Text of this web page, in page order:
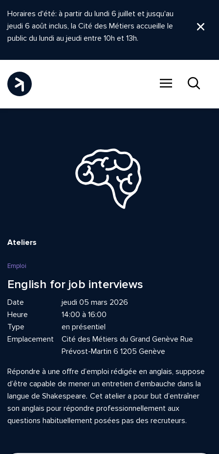
Horaires d'été: à partir du lundi 6 juillet et jusqu'au
jeudi 6 août inclus, la Cité des Métiers accueille le
public du lundi au jeudi entre 10h et 13h.
Ateliers
Emploi
English for job interviews
Date
jeudi 05 mars 2026
Heure
14:00 à 16:00
Type
en présentiel
Emplacement
Cité des Métiers du Grand Genève Rue
Prévost-Martin 6 1205 Genève
Répondre à une offre d’emploi rédigée en anglais, suppose
d’être capable de mener un entretien d’embauche dans la
langue de Shakespeare. Cet atelier a pour but d’entraîner
son anglais pour répondre professionnellement aux
questions habituellement posées pas des recruteurs.